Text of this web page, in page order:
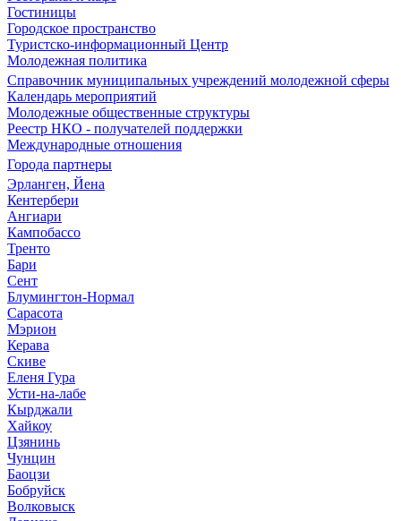
Гостиницы
Городское пространство
Туристско-информационный Центр
Молодежная политика
Справочник муниципальных учреждений молодежной сферы
Календарь мероприятий
Молодежные общественные структуры
Реестр НКО - получателей поддержки
Международные отношения
Города партнеры
Эрланген, Йена
Кентербери
Ангиари
Кампобассо
Тренто
Бари
Сент
Блумингтон-Нормал
Сарасота
Мэрион
Керава
Скиве
Еленя Гура
Усти-на-лабе
Кырджали
Хайкоу
Цзянинь
Чунцин
Баоцзи
Бобруйск
Волковыск